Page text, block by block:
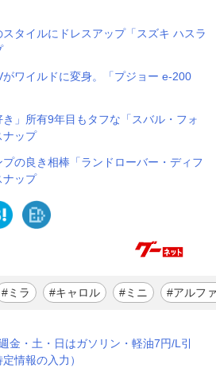
タイルにドレスアップ「スズキ ハスラ
ワイルドに変身。「プジョー e-200
き」所有9年目もタフな「スバル・フォ
ナップ
の良き相棒「ランドローバー・ディフ
ナップ
#ミラ #キャロル #ミニ #アルフ
金・土・日はガソリン・軽油7円/L引
情報の入力）